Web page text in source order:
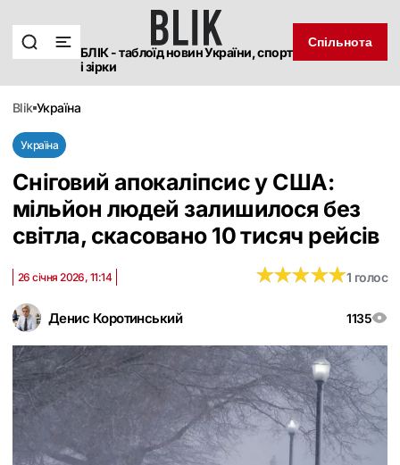
БЛІК - таблоїд новин України, спорт
і зірки
Спільнота
blik україна
Україна
Сніговий апокаліпсис у США:
мільйон людей залишилося без
світла, скасовано 10 тисяч рейсів
Денис Коротинський 1135
26 січня 2026, 11:14 ★★★★★
★★★★★1 голос